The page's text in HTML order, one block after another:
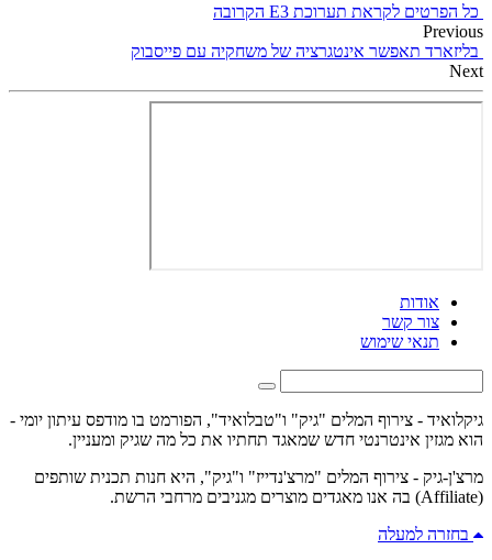
כל הפרטים לקראת תערוכת E3 הקרובה
Previous
בליזארד תאפשר אינטגרציה של משחקיה עם פייסבוק
Next
אודות
צור קשר
תנאי שימוש
גיקלואיד - צירוף המלים "גיק" ו"טבלואיד", הפורמט בו מודפס עיתון יומי -
הוא מגזין אינטרנטי חדש שמאגד תחתיו את כל מה שגיק ומעניין.
מרצ'ן-גיק - צירוף המלים "מרצ'נדייז" ו"גיק", היא חנות תכנית שותפים
(Affiliate) בה אנו מאגדים מוצרים מגניבים מרחבי הרשת.
בחזרה למעלה